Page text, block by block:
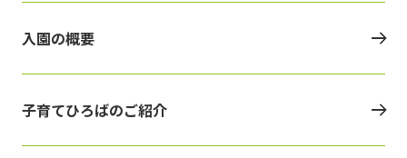
入園の概要
子育てひろばのご紹介